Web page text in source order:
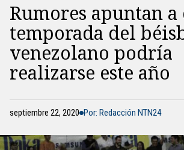
Rumores apuntan a
temporada del
venezolano podría
realizarse este año
septiembre 22, 2020 Por: Redacción NTN24